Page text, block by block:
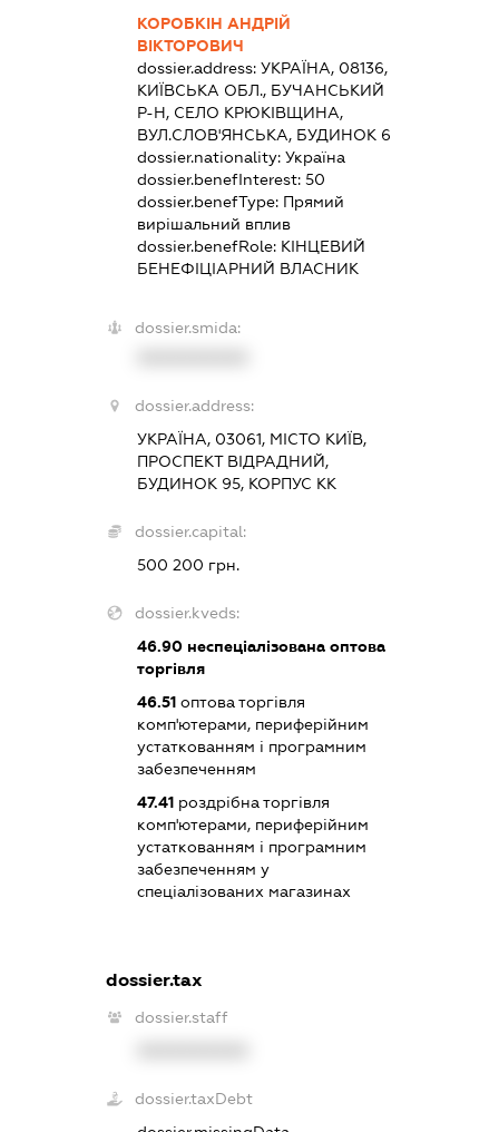
КОРОБКІН АНДРІЙ
ВІКТОРОВИЧ
dossier.address:УКРАЇНА, 08136,
КИЇВСЬКА ОБЛ., БУЧАНСЬКИЙ
Р-Н, СЕЛО КРЮКІВЩИНА,
ВУЛ.СЛОВ'ЯНСЬКА, БУДИНОК 6
dossier.nationality:Україна
dossier.benefInterest:50
dossier.benefType: Прямий
вирішальний вплив
dossier.benefRole: КІНЦЕВИЙ
БЕНЕФІЦІАРНИЙ ВЛАСНИК
dossier.smida:
dossier.address:
УКРАЇНА, 03061, МІСТО КИЇВ,
ПРОСПЕКТ ВІДРАДНИЙ,
БУДИНОК 95, КОРПУС КК
dossier.capital:
500 200 грн.
dossier.kveds:
46.90 неспеціалізована оптова
торгівля
46.51 оптова торгівля
комп'ютерами, периферійним
устаткованням і програмним
забезпеченням
47.41 роздрібна торгівля
комп'ютерами, периферійним
устаткованням і програмним
забезпеченням у
спеціалізованих магазинах
dossier.tax
dossier.staff
dossier.taxDebt